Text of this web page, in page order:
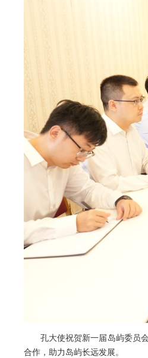
孔大使祝贺新一届岛屿委员
合作，助力岛屿长远发展。